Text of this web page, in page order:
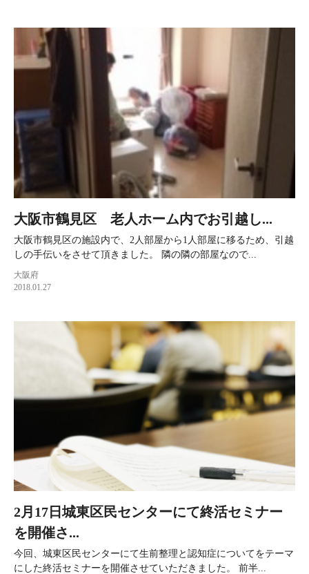
大阪市鶴見区 老人ホーム内でお引越し...
大阪市鶴見区の施設内で、2人部屋から1人部屋に移るため、引越
しの手伝いをさせて頂きました。 隣の隣の部屋なので...
大阪府
2018.01.27
2月17日城東区民センターにて終活セミナー
を開催さ...
今回、城東区民センターにて生前整理と認知症についてをテーマ
にした終活セミナーを開催させていただきました。 前半...